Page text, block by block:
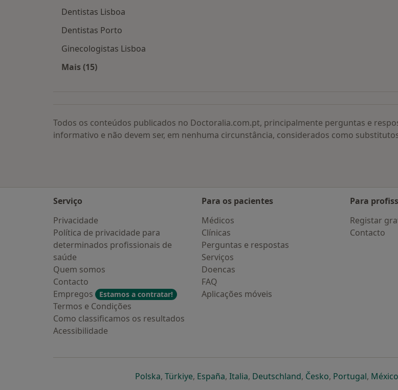
Dentistas Lisboa
Dentistas Porto
Ginecologistas Lisboa
Mais (15)
Todos os conteúdos publicados no Doctoralia.com.pt, principalmente perguntas e
informativo e não devem ser, em nenhuma circunstância, considerados como
Serviço
Privacidade
Política de privacidade para
determinados profissionais de
saúde
Quem somos
Contacto
Empregos
Estamos a contratar!
Termos e Condições
Como classificamos os resultados
Acessibilidade
Para os pacientes
Médicos
Clínicas
Perguntas e respostas
Serviços
Doencas
FAQ
Aplicações móveis
Para
Registar
Contacto
Polskaabre num novo separador
, Türkiyeabre num novo separador
, Españaabre num novo separador
, Italiaabre num novo separador
, Deutschlandabre num novo
, Českoabre num novo
, Portugalabre
, México